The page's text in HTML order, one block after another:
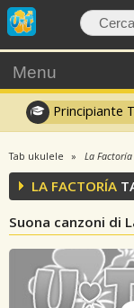
Menu
Principiante
Tab ukulele La Factoría
LA FACTORÍA
Suona canzoni di